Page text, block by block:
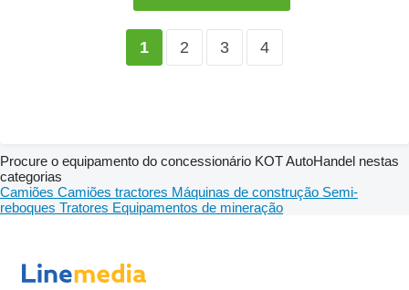
1 2 3 4
Procure o equipamento do concessionário KOT AutoHandel nestas
categorias
Camiões Camiões tractores Máquinas de construção Semi-
reboques Tratores Equipamentos de mineração